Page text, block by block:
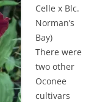
Celle x Blc.
Norman’s
Bay)
There were
two other
Oconee
cultivars